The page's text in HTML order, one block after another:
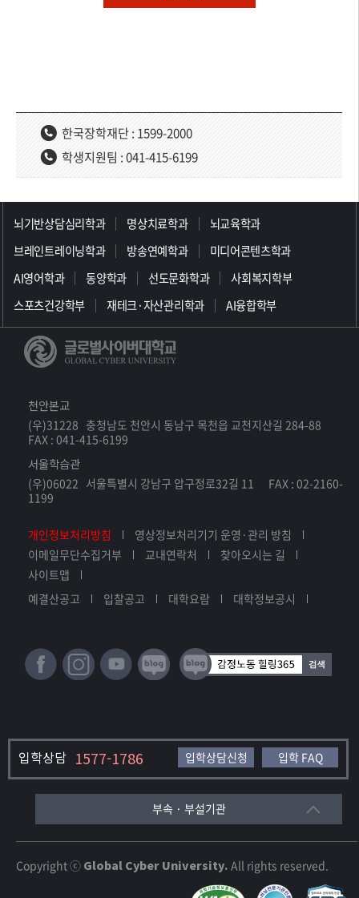
한국장학재단 : 1599-2000
학생지원팀 : 041-415-6199
뇌기반상담심리학과 명상치료학과
뇌교육학과
브레인트레이닝학과
방송연예학과
미디어콘텐츠학과
AI영어학과
동양학과 선도문화학과
사회복지학부
스포츠건강학부
재테크·자산관리학과 AI융합학부
천안본교
(우)31228 충청남도 천안시 동남구 목천읍 교천지산길 284-88
FAX : 041-415-6199
서울학습관
(우)06022 서울특별시 강남구 압구정로32길 11 FAX : 02-2160-
1199
개인정보처리방침
영상정보처리기기 운영·관리 방침
이메일무단수집거부
교내연락처
찾아오시는 길
사이트맵
예결산공고
입찰공고 대학요람 대학정보공시
부속 · 부설기관
입학상담 1577-1786 입학상담신청 입학 FAQ
Copyright ⓒ Global Cyber University. All rights reserved.